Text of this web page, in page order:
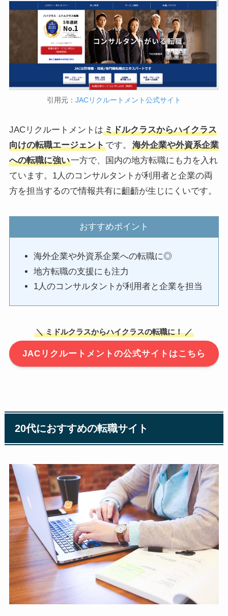
引用元： JACリクルートメント公式サイト
JACリクルートメントはミドルクラスからハイクラス
向けの転職エージェントです。
海外企業や外資系企業
への転職に強い一方で、国内の地方転職にも力を入れ
ています。1人のコンサルタントが利用者と企業の両
方を担当するので情報共有に齟齬が生じにくいです。
おすすめポイント
海外企業や外資系企業への転職に◎
地方転職の支援にも注力
1人のコンサルタントが利用者と企業を担当
＼ ミドルクラスからハイクラスの転職に！ ／
JACリクルートメントの公式サイトはこちら
20代におすすめの転職サイト